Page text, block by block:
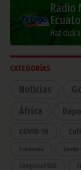
Radio
Haz click
CATEGORÍAS
Noticias
África
COVID-19
Economía Gente
CongresoPDGE